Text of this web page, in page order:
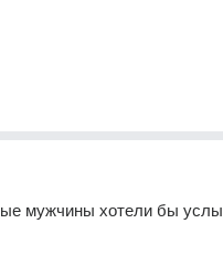
мужчины хотели бы